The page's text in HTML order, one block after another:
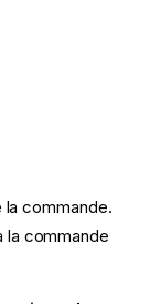
commande.
commande